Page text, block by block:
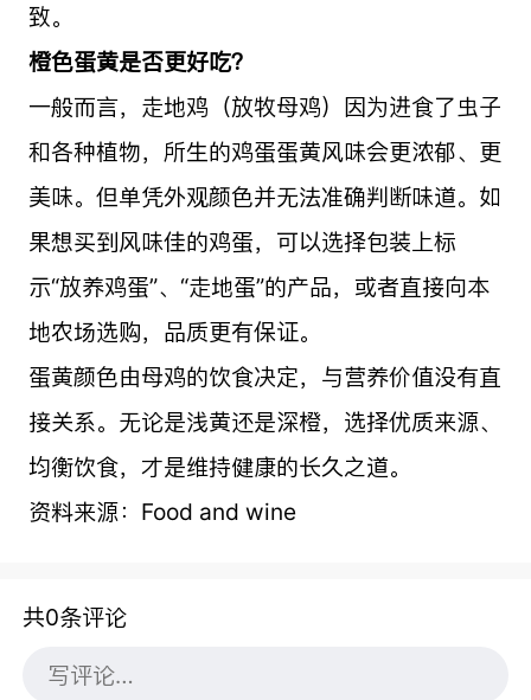
致。
橙色蛋黄是否更好吃？
一般而言，走地鸡（放牧母鸡）因为进食了虫子
和各种植物，所生的鸡蛋蛋黄风味会更浓郁、更
美味。但单凭外观颜色并无法准确判断味道。如
果想买到风味佳的鸡蛋，可以选择包装上标
示“放养鸡蛋”、“走地蛋”的产品，或者直接向本
地农场选购，品质更有保证。
蛋黄颜色由母鸡的饮食决定，与营养价值没有直
接关系。无论是浅黄还是深橙，选择优质来源、
均衡饮食，才是维持健康的长久之道。
资料来源：Food and wine
共0条评论